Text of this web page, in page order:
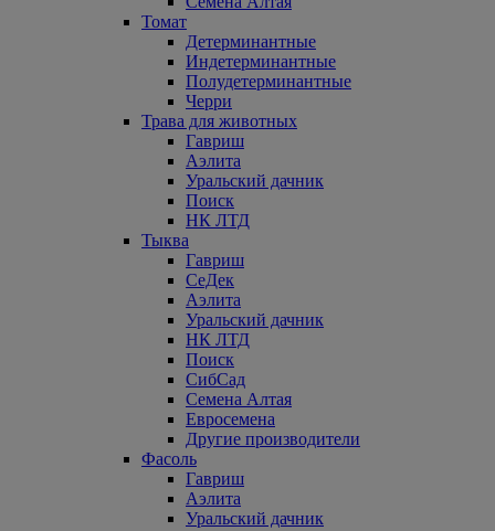
Томат
Детерминантные
Индетерминантные
Полудетерминантные
Черри
Трава для животных
Гавриш
Аэлита
Уральский дачник
Поиск
НК ЛТД
Тыква
Гавриш
СеДек
Аэлита
Уральский дачник
НК ЛТД
Поиск
СибСад
Семена Алтая
Евросемена
Другие производители
Фасоль
Гавриш
Аэлита
Уральский дачник